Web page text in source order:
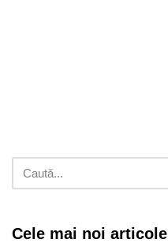
Cele mai noi articole